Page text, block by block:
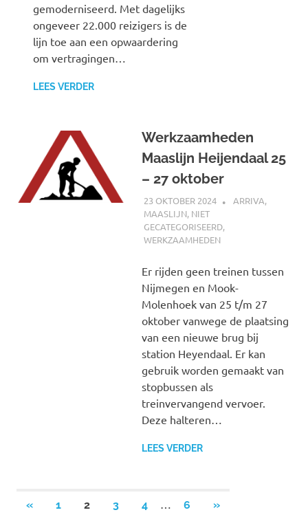
gemoderniseerd. Met dagelijks
ongeveer 22.000 reizigers is de
lijn toe aan een opwaardering
om vertragingen…
LEES VERDER
Werkzaamheden
Maaslijn Heijendaal 25
– 27 oktober
23 OKTOBER 2024 SPOORZOEKER
ARRIVA,
MAASLIJN, NIET
GECATEGORISEERD,
WERKZAAMHEDEN
Er rijden geen treinen tussen
Nijmegen en Mook-
Molenhoek van 25 t/m 27
oktober vanwege de plaatsing
van een nieuwe brug bij
station Heyendaal. Er kan
gebruik worden gemaakt van
stopbussen als
treinvervangend vervoer.
Deze halteren…
LEES VERDER
« VORIGE
1 2 3 4 6
VOLGENDE
»